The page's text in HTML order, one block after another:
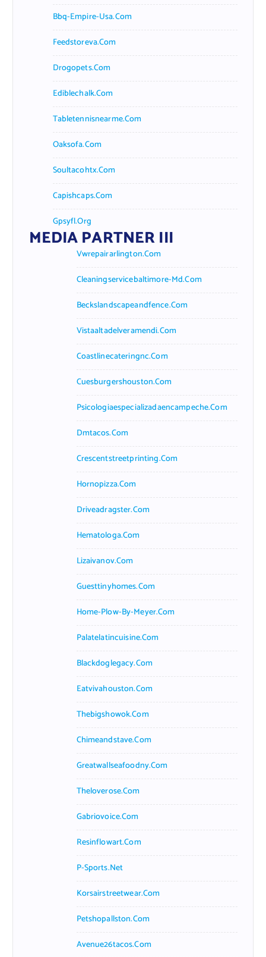
Bbq-Empire-Usa.com
Feedstoreva.com
Drogopets.com
Ediblechalk.com
Tabletennisnearme.com
Oaksofa.com
Soultacohtx.com
Capishcaps.com
Gpsyfl.org
MEDIA PARTNER III
Vwrepairarlington.com
Cleaningservicebaltimore-Md.com
Beckslandscapeandfence.com
Vistaaltadelveramendi.com
Coastlinecateringnc.com
Cuesburgershouston.com
Psicologiaespecializadaencampeche.com
Dmtacos.com
Crescentstreetprinting.com
Hornopizza.com
Driveadragster.com
Hematologa.com
Lizaivanov.com
Guesttinyhomes.com
Home-Plow-By-Meyer.com
Palatelatincuisine.com
Blackdoglegacy.com
Eatvivahouston.com
Thebigshowok.com
Chimeandstave.com
Greatwallseafoodny.com
Theloverose.com
Gabriovoice.com
Resinflowart.com
P-Sports.net
Korsairstreetwear.com
Petshopallston.com
Avenue26tacos.com